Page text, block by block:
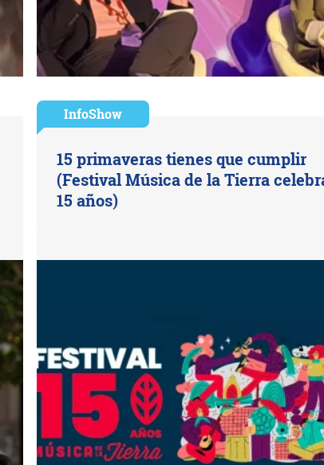
InfoShow
15 primaveras tienes que cumplir
(Festival Música de la Tierra
15 años)